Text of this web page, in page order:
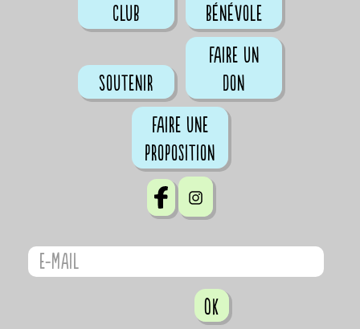
club
bénévole
Soutenir
Faire un
don
Faire une
proposition
OK